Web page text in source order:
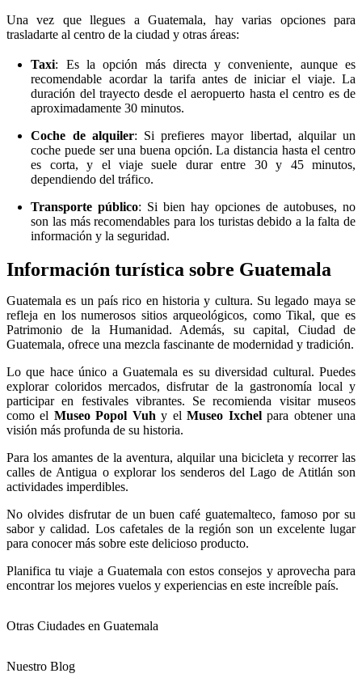
Una vez que llegues a Guatemala, hay varias opciones para
trasladarte al centro de la ciudad y otras áreas:
Taxi: Es la opción más directa y conveniente, aunque es
recomendable acordar la tarifa antes de iniciar el viaje. La
duración del trayecto desde el aeropuerto hasta el centro es de
aproximadamente 30 minutos.
Coche de alquiler: Si prefieres mayor libertad, alquilar un
coche puede ser una buena opción. La distancia hasta el centro
es corta, y el viaje suele durar entre 30 y 45 minutos,
dependiendo del tráfico.
Transporte público: Si bien hay opciones de autobuses, no
son las más recomendables para los turistas debido a la falta de
información y la seguridad.
Información turística sobre Guatemala
Guatemala es un país rico en historia y cultura. Su legado maya se
refleja en los numerosos sitios arqueológicos, como Tikal, que es
Patrimonio de la Humanidad. Además, su capital, Ciudad de
Guatemala, ofrece una mezcla fascinante de modernidad y tradición.
Lo que hace único a Guatemala es su diversidad cultural. Puedes
explorar coloridos mercados, disfrutar de la gastronomía local y
participar en festivales vibrantes. Se recomienda visitar museos
como el Museo Popol Vuh y elMuseo Ixchelpara obtener una
visión más profunda de su historia.
Para los amantes de la aventura, alquilar una bicicleta y recorrer las
calles de Antigua o explorar los senderos del Lago de Atitlán son
actividades imperdibles.
No olvides disfrutar de un buen café guatemalteco, famoso por su
sabor y calidad. Los cafetales de la región son un excelente lugar
para conocer más sobre este delicioso producto.
Planifica tu viaje a Guatemala con estos consejos y aprovecha para
encontrar los mejores vuelos y experiencias en este increíble país.
Otras Ciudades en Guatemala
Nuestro Blog